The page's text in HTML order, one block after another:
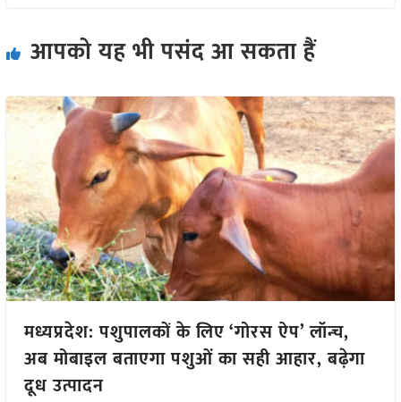
आपको यह भी पसंद आ सकता हैं
मध्यप्रदेश: पशुपालकों के लिए ‘गोरस ऐप’ लॉन्च,
अब मोबाइल बताएगा पशुओं का सही आहार, बढ़ेगा
दूध उत्पादन